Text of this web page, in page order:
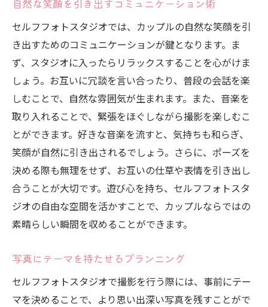
自然な笑顔を引き出すコミュニケーション術
セルフフォトスタジオでは、カップルの自然な笑顔を引
き出すためのコミュニケーションが鍵となります。ま
ず、スタジオに入ったらリラックスすることを心がけま
しょう。お互いに冗談を言い合ったり、普段の会話を楽
しむことで、自然な雰囲気が生まれます。また、音楽を
取り入れることで、緊張をほぐしながら撮影を楽しむこ
とができます。好きな音楽を流すと、気持ちも和らぎ、
笑顔が自然に引き出されるでしょう。さらに、ポーズを
決める際も無理をせず、お互いの仕草や表情を引き出し
合うことが大切です。遊び心を持ち、セルフフォトスタ
ジオの自由な空間を活かすことで、カップルならではの
素晴らしい瞬間を収めることができます。
写真にテーマを持たせるプランニング
セルフフォトスタジオで撮影を行う際には、事前にテー
マを決めることで、より思い出深い写真を残すことがで